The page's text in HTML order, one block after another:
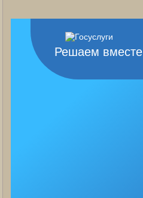
Решаем вместе